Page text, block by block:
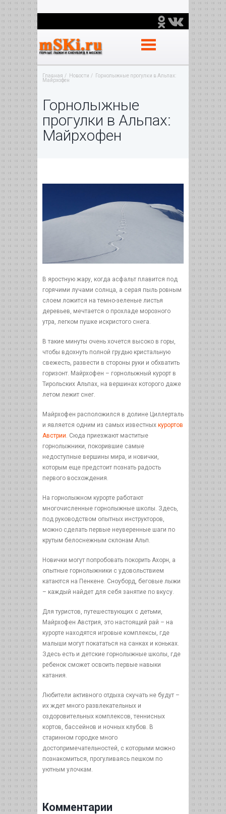
Главная Новости
Горнолыжные прогулки в Альпах:
Майрхофен
Горнолыжные
прогулки в Альпах:
Майрхофен
В яростную жару, когда асфальт плавится под
горячими лучами солнца, а серая пыль ровным
слоем ложится на темно-зеленые листья
деревьев, мечтается о прохладе морозного
утра, легком пушке искристого снега.
В такие минуты очень хочется высоко в горы,
чтобы вдохнуть полной грудью кристальную
свежесть, развести в стороны руки и обхватить
горизонт. Майрхофен – горнолыжный курорт в
Тирольских Альпах, на вершинах которого даже
летом лежит снег.
Майрхофен расположился в долине Циллерталь
и является одним из самых известных курортов
Австрии . Сюда приезжают маститые
горнолыжники, покорившие самые
недоступные вершины мира, и новички,
которым еще предстоит познать радость
первого восхождения.
На горнолыжном курорте работают
многочисленные горнолыжные школы. Здесь,
под руководством опытных инструкторов,
можно сделать первые неуверенные шаги по
крутым белоснежным склонам Альп.
Новички могут попробовать покорить Ахорн, а
опытные горнолыжники с удовольствием
катаются на Пенкене. Сноуборд, беговые лыжи
– каждый найдет для себя занятие по вкусу.
Для туристов, путешествующих с детьми,
Майрхофен Австрия, это настоящий рай – на
курорте находятся игровые комплексы, где
малыши могут покататься на санках и коньках.
Здесь есть и детские горнолыжные школы, где
ребенок сможет освоить первые навыки
катания.
Любители активного отдыха скучать не будут –
их ждет много развлекательных и
оздоровительных комплексов, теннисных
кортов, бассейнов и ночных клубов. В
старинном городке много
достопримечательностей, с которыми можно
познакомиться, прогуливаясь пешком по
уютным улочкам.
Комментарии